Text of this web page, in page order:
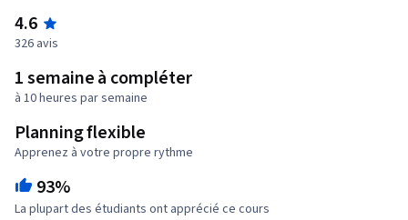
4.6
326 avis
1 semaine à compléter
à 10 heures par semaine
Planning flexible
Apprenez à votre propre rythme
93%
La plupart des étudiants ont apprécié ce cours